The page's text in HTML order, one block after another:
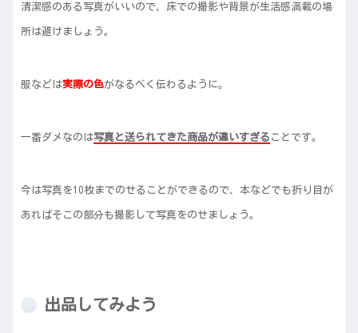
清潔感のある写真がいいので、床での撮影や背景が生活感満載の場
所は避けましょう。
服などは実際の色がなるべく伝わるように。
一番ダメなのは写真と送られてきた商品が違いすぎる ことです。
今は写真を10枚までのせることができるので、本などでも折り目が
あればそこの部分も撮影して写真をのせましょう。
出品してみよう